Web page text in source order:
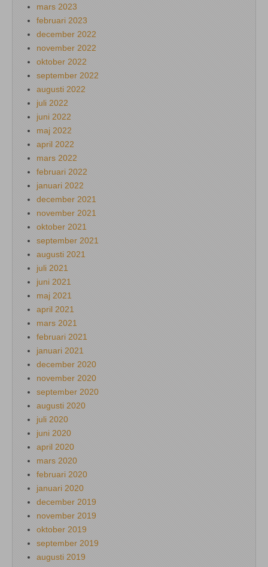
mars 2023
februari 2023
december 2022
november 2022
oktober 2022
september 2022
augusti 2022
juli 2022
juni 2022
maj 2022
april 2022
mars 2022
februari 2022
januari 2022
december 2021
november 2021
oktober 2021
september 2021
augusti 2021
juli 2021
juni 2021
maj 2021
april 2021
mars 2021
februari 2021
januari 2021
december 2020
november 2020
september 2020
augusti 2020
juli 2020
juni 2020
april 2020
mars 2020
februari 2020
januari 2020
december 2019
november 2019
oktober 2019
september 2019
augusti 2019